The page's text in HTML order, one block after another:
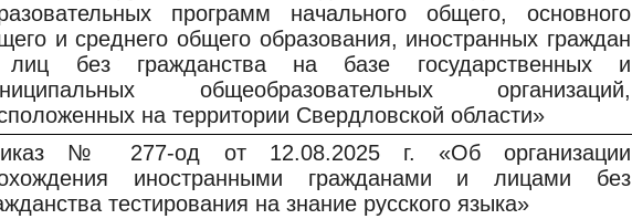
программ начального общего, основного
и среднего общего образования, иностранных граждан
без гражданства на базе государственных и
общеобразовательных организаций,
на территории Свердловской области»
№ 277-од от 12.08.2025 г. «Об организации
иностранными гражданами и лицами без
тестирования на знание русского языка»